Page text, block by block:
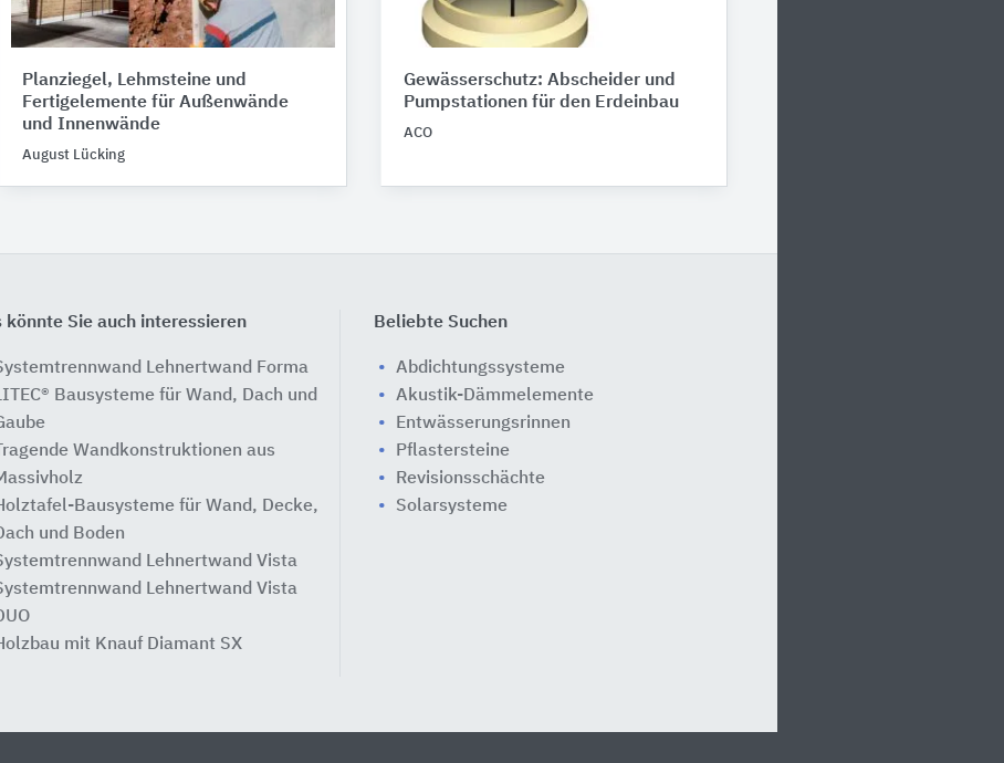
Planziegel, Lehmsteine und
Fertigelemente für Außenwände
und Innenwände
August Lücking
Gewässerschutz: Abscheider und
Pumpstationen für den Erdeinbau
ACO
könnte Sie auch interessieren
Lehnertwand Forma
Bausysteme für Wand, Dach und
Wandkonstruktionen aus
Bausysteme für Wand, Decke,
und Boden
Lehnertwand Vista
Lehnertwand Vista
mit Knauf Diamant SX
Beliebte Suchen
Abdichtungssysteme
Akustik-Dämmelemente
Entwässerungsrinnen
Pflastersteine
Revisionsschächte
Solarsysteme